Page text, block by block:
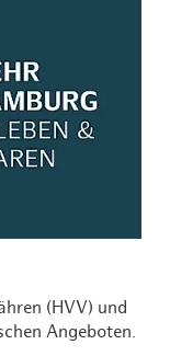
(HVV) und
Angeboten.